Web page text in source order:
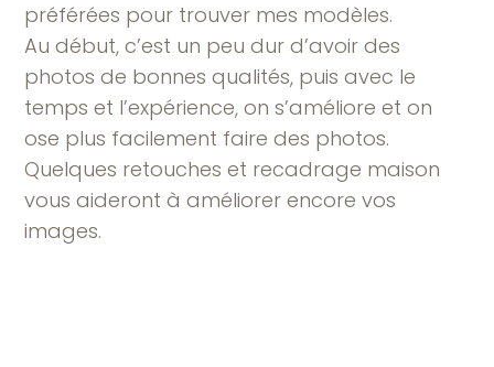
préférées pour trouver mes modèles.
Au début, c’est un peu dur d’avoir des
photos de bonnes qualités, puis avec le
temps et l’expérience, on s’améliore et on
ose plus facilement faire des photos.
Quelques retouches et recadrage maison
vous aideront à améliorer encore vos
images.